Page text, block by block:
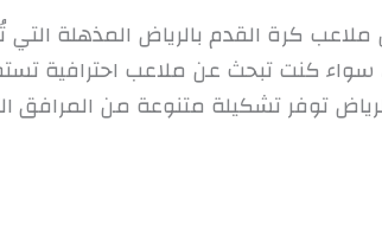
كرة القدم بالرياض المذهلة
كنت تبحث عن ملاعب احترافية
توفر تشكيلة متنوعة من